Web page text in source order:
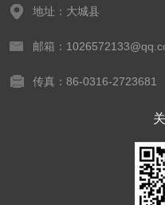
地址：大城县
邮箱：
传真：86-0316-2723681